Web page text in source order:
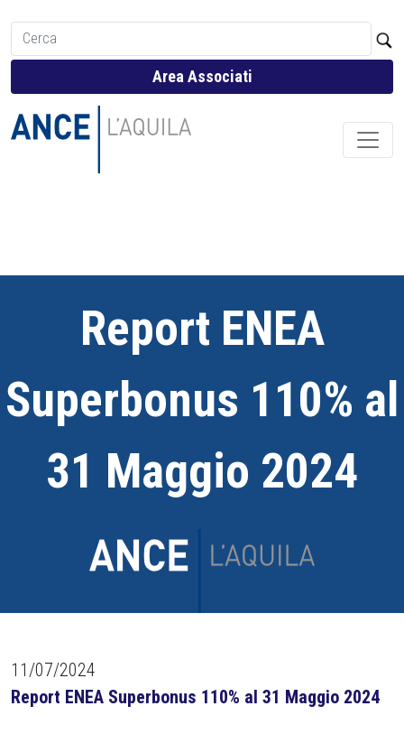
Area Associati
Report ENEA
Superbonus 110% al
31 Maggio 2024
11/07/2024
Report ENEA Superbonus 110% al 31 Maggio 2024